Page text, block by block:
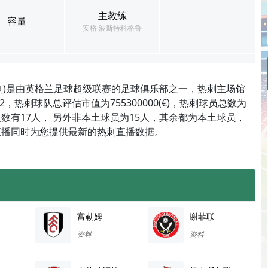
容量 主教练
安格·波斯特科格鲁
由英格兰足球超级联赛的足球俱乐部之一，热刺主场馆
热刺球队总评估市值为755300000(€)，热刺球员总数为
有17人， 另外非本土球员为15人，其余都为本土球员，
同时为您提供最新的热刺直播数据。
富勒姆
资料
谢菲联
资料